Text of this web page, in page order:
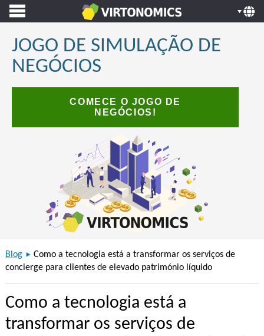
JOGO DE SIMULAÇÃO DE
NEGÓCIOS
COMECE O JOGO DE
NEGÓCIOS!
Blog
Como a tecnologia está a transformar os serviços de
concierge para clientes de elevado património líquido
Como a tecnologia está a
transformar os serviços de